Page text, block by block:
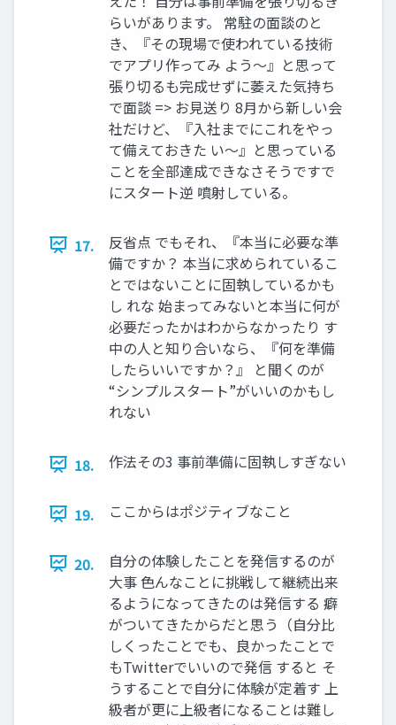
らいがあります。 常駐の面談のと
き、『その現場で使われている技術
でアプリ作ってみ よう〜』と思って
張り切るも完成せずに萎えた気持ち
で面談 => お見送り 8月から新しい会
社だけど、『入社までにこれをやっ
て備えておきた い〜』と思っている
ことを全部達成できなさそうですで
にスタート逆 噴射している。
17.
反省点 でもそれ、『本当に必要な準
備ですか？ 本当に求められているこ
とではないことに固執しているかも
し れな 始まってみないと本当に何が
必要だったかはわからなかったり す
中の人と知り合いなら、『何を準備
したらいいですか？』 と聞くのが
“シンプルスタート”がいいのかもし
れない
18. 作法その3 事前準備に固執しすぎない
19. ここからはポジティブなこと
20.
自分の体験したことを発信するのが
大事 色んなことに挑戦して継続出来
るようになってきたのは発信する 癖
がついてきたからだと思う（自分比
しくったことでも、良かったことで
もTwitterでいいので発信 すると そ
うすることで自分に体験が定着す 上
級者が更に上級者になることは難し